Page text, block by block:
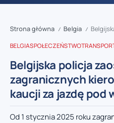
Strona główna / Belgia / Belgijska policja
BELGIASPOŁECZEŃSTWO
Belgijska policja
zagranicznych
kaucji za jazdę pod
Od 1 stycznia 2025 roku